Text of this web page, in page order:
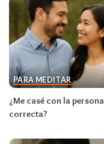
PARA MEDITAR
¿Me casé con la persona
correcta?